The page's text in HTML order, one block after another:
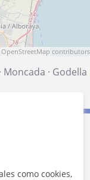
OpenStreetMap contributors
· Moncada · Godella
10€/h
como cookies,